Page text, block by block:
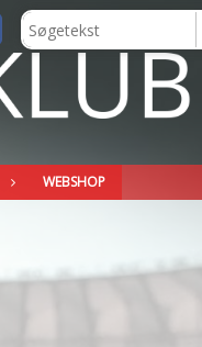
WEBSHOP